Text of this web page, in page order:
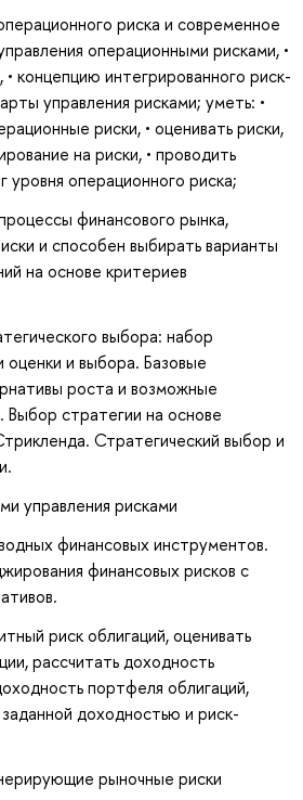
риска и современное
операционными рисками, •
концепцию интегрированного риск-
управления рисками; уметь: •
риски, • оценивать риски,
на риски, • проводить
уровня операционного риска;
финансового рынка,
и способен выбирать варианты
на основе критериев
выбора: набор
оценки и выбора. Базовые
роста и возможные
Выбор стратегии на основе
Стратегический выбор и
управления рисками
финансовых инструментов.
финансовых рисков с
риск облигаций, оценивать
рассчитать доходность
портфеля облигаций,
доходностью и риск-
рыночные риски